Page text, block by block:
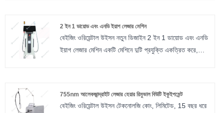
কখনও হয়নি।
2 ইন 1 ডায়োড এবং এনডি ইয়াগ লেজার মেশিন
বেইজিং ওরিয়েন্টাল উইসন নতুন ডিজাইন 2 ইন 1 ডায়োড এবং এনডি
ইয়াগ লেজার মেশিন একটি মেশিনে দুটি প্রযুক্তি একত্রিত করে,
755nm আলেকজান্দ্রাইট লেজার হেয়ার রিমুভাল বিউটি ইকুইপমেন্ট
বেইজিং ওরিয়েন্টাল উইসন টেকনোলজি কোং, লিমিটেড, 15 বছর ধরে